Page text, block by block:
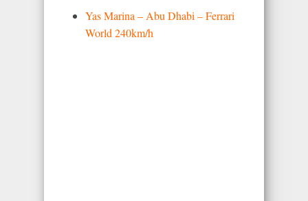
Yas Marina – Abu Dhabi – Ferrari
World 240km/h